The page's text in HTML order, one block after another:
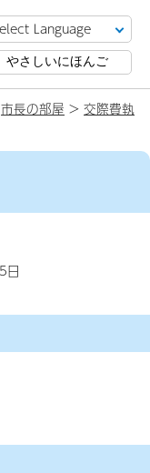
やさしいにほんご
市長の部屋 > 交際費執
日